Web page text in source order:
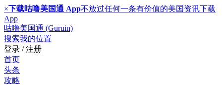
×下载咕噜美国通 App不放过任何一条有价值的美国资讯下载
App
咕噜美国通 (Guruin)
搜索我的位置
登录 / 注册
首页
头条
攻略